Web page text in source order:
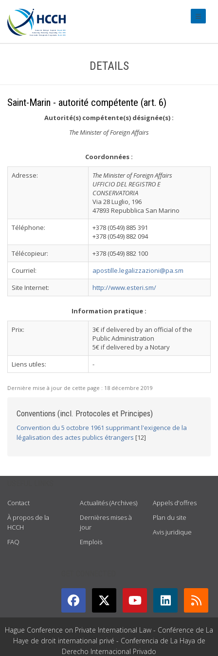
DETAILS
Saint-Marin - autorité compétente (art. 6)
Autorité(s) compétente(s) désignée(s) :
The Minister of Foreign Affairs
Coordonnées :
Adresse:
The Minister of Foreign Affairs
UFFICIO DEL REGISTRO E
CONSERVATORIA
Via 28 Luglio, 196
47893 Repubblica San Marino
Téléphone:
+378 (0549) 885 391
+378 (0549) 882 094
Télécopieur:
+378 (0549) 882 100
Courriel:
apostille.legalizzazioni@pa.sm
Site Internet:
http://www.esteri.sm/
Information pratique :
Prix:
3€ if delivered by an official of the
Public Administration
5€ if delivered by a Notary
Liens utiles:
-
Dernière mise à jour de cette page : 18 décembre 2019
Conventions (incl. Protocoles et Principes)
Convention du 5 octobre 1961 supprimant l'exigence de la
légalisation des actes publics étrangers [12]
Contact
À propos de la
HCCH
FAQ
Actualités (Archives)
Dernières mises à
jour
Emplois
Appels d'offres
Plan du site
Avis juridique
Hague Conference on Private International Law - Conférence de La
Haye de droit international privé - Conferencia de La Haya de
Derecho Internacional Privado